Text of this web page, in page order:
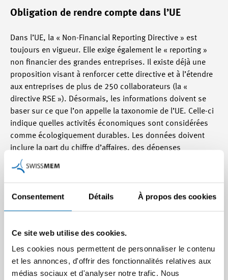
Consentement Détails À propos des cookies
Ce site web utilise des cookies.
Les cookies nous permettent de personnaliser le contenu
et les annonces, d'offrir des fonctionnalités relatives aux
médias sociaux et d'analyser notre trafic. Nous
Obligation de rendre compte dans l’UE
Dans l’UE, la « Non-Financial Reporting Directive » est
toujours en vigueur. Elle exige également le « reporting »
non financier des grandes entreprises. Il existe déjà une
proposition visant à renforcer cette directive et à l’étendre
aux entreprises de plus de 250 collaborateurs (la «
directive RSE »). Désormais, les informations doivent se
baser sur ce que l’on appelle la taxonomie de l’UE. Celle-ci
indique quelles activités économiques sont considérées
comme écologiquement durables. Les données doivent
inclure la part du chiffre d’affaires, des dépenses
d’investissement et des frais d’exploitation liée aux
activités écologiquement durables.
En plus de la loi allemande sur la chaîne
d’approvisionnement, une directive « Due Diligence » sur
dans l’UE. Elle a pour but de garantir le devoir de diligence
au niveau de la chaîne d’approvisionnement. Dans ce
contexte également, la transparence et le fait de rendre
compte jouent un rôle important.